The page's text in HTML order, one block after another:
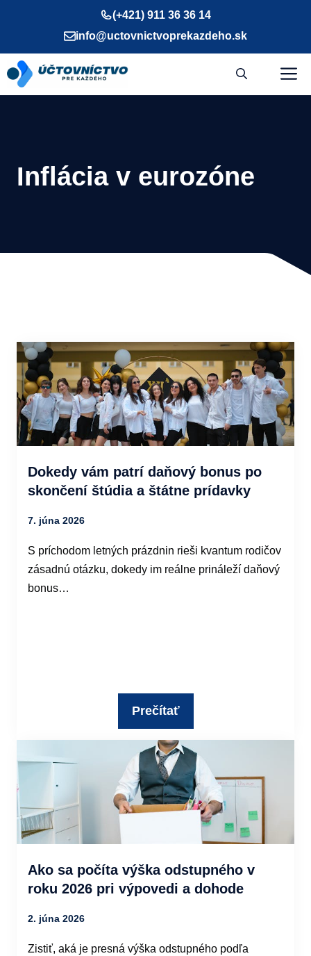
(+421) 911 36 36 14
info@uctovnictvoprekazdeho.sk
Inflácia v eurozóne
Dokedy vám patrí daňový bonus po
skončení štúdia a štátne prídavky
7. júna 2026
S príchodom letných prázdnin rieši kvantum rodičov
zásadnú otázku, dokedy im reálne prináleží daňový
bonus…
Prečítať
Ako sa počíta výška odstupného v
roku 2026 pri výpovedi a dohode
2. júna 2026
Zistiť, aká je presná výška odstupného podľa